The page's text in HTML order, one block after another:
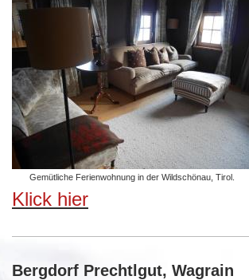
Gemütliche Ferienwohnung in der Wildschönau, Tirol.
Klick hier
Bergdorf Prechtlgut, Wagrain